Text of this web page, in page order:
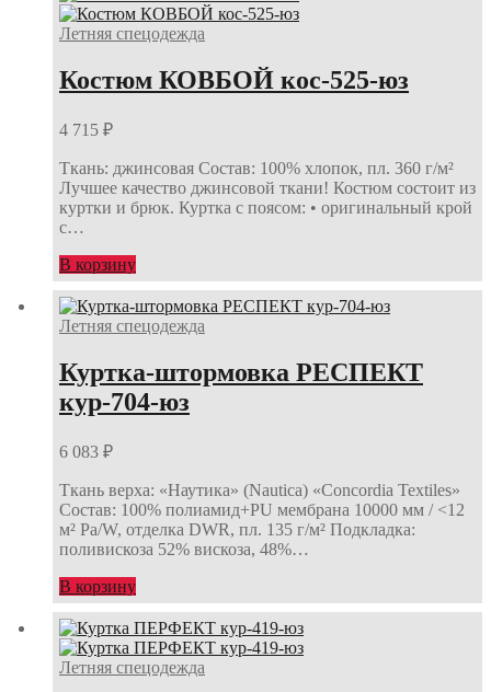
Летняя спецодежда
Костюм КОВБОЙ кос-525-юз
4 715 ₽
Ткань: джинсовая Состав: 100% хлопок, пл. 360 г/м²
Лучшее качество джинсовой ткани! Костюм состоит из
куртки и брюк. Куртка с поясом: • оригинальный крой
с…
В корзину
Летняя спецодежда
Куртка-штормовка РЕСПЕКТ
кур-704-юз
6 083 ₽
Ткань верха: «Наутика» (Nautica) «Concordia Textiles»
Состав: 100% полиамид+PU мембрана 10000 мм / <12
м² Ра/W, отделка DWR, пл. 135 г/м² Подкладка:
поливискоза 52% вискоза, 48%…
В корзину
Летняя спецодежда